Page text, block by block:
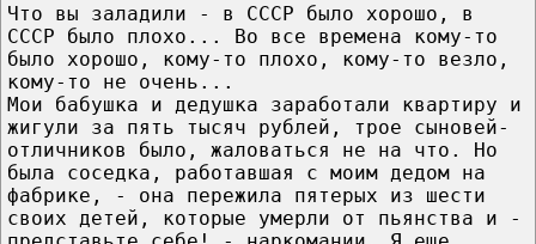
Что вы заладили - в СССР было хорошо, в
СССР было плохо... Во все времена кому-то
было хорошо, кому-то плохо, кому-то везло,
кому-то не очень...
Мои бабушка и дедушка заработали квартиру и
жигули за пять тысяч рублей, трое сыновей-
отличников было, жаловаться не на что. Но
была соседка, работавшая с моим дедом на
фабрике, - она пережила пятерых из шести
своих детей, которые умерли от пьянства и -